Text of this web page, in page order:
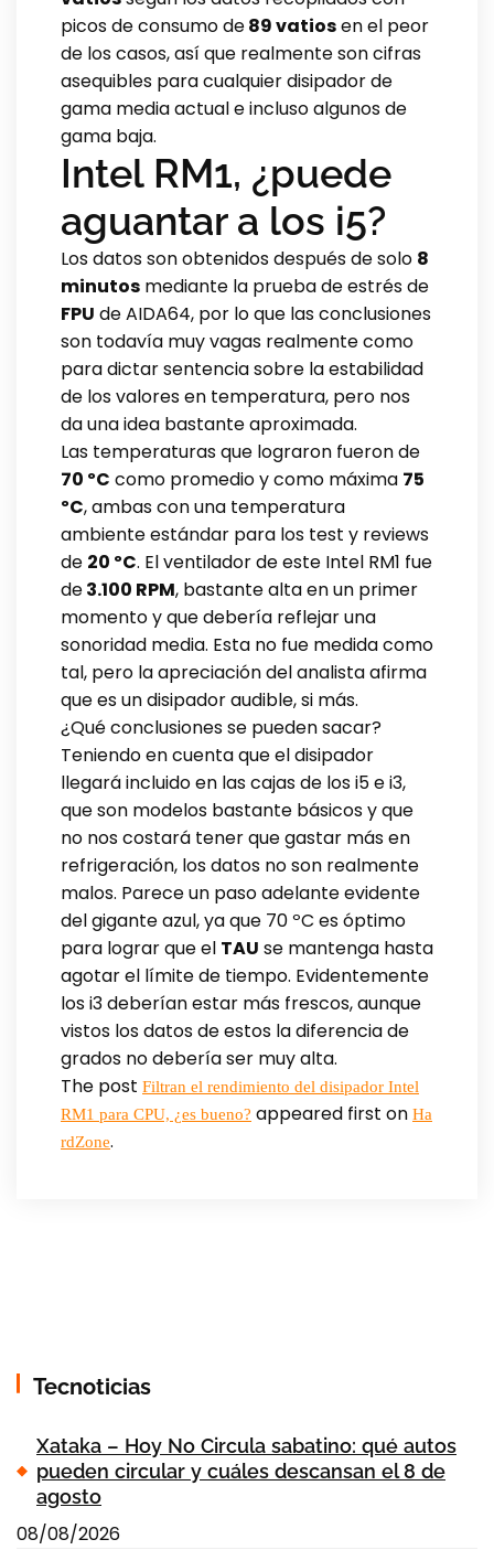
picos de consumo de89 vatiosen el peor
de los casos, así que realmente son cifras
asequibles para cualquier disipador de
gama media actual e incluso algunos de
gama baja.
Intel RM1, ¿puede
aguantar a los i5?
Los datos son obtenidos después de solo 8
minutos mediante la prueba de estrés de
FPU de AIDA64, por lo que las conclusiones
son todavía muy vagas realmente como
para dictar sentencia sobre la estabilidad
de los valores en temperatura, pero nos
da una idea bastante aproximada.
Las temperaturas que lograron fueron de
70 ºC como promedio y como máxima 75
ºC, ambas con una temperatura
ambiente estándar para los test y reviews
de 20 ºC. El ventilador de este Intel RM1 fue
de3.100 RPM, bastante alta en un primer
momento y que debería reflejar una
sonoridad media. Esta no fue medida como
tal, pero la apreciación del analista afirma
que es un disipador audible, si más.
¿Qué conclusiones se pueden sacar?
Teniendo en cuenta que el disipador
llegará incluido en las cajas de los i5 e i3,
que son modelos bastante básicos y que
no nos costará tener que gastar más en
refrigeración, los datos no son realmente
malos. Parece un paso adelante evidente
del gigante azul, ya que 70 ºC es óptimo
para lograr que el TAU se mantenga hasta
agotar el límite de tiempo. Evidentemente
los i3 deberían estar más frescos, aunque
vistos los datos de estos la diferencia de
grados no debería ser muy alta.
The post Filtran el rendimiento del disipador Intel
RM1 para CPU, ¿es bueno? appeared first on Ha
rdZone.
Tecnoticias
Xataka – Hoy No Circula sabatino: qué autos
pueden circular y cuáles descansan el 8 de
agosto
08/08/2026